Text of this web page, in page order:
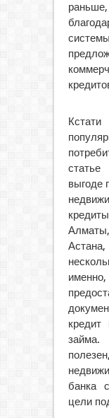
выгоде
кредит
займа.
банка
цели